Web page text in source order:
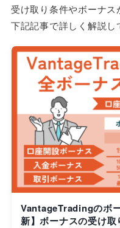
受け取り条件やボーナス
下記記事で詳しく解説し
VantageTradingのボ
新】ボーナスの受け